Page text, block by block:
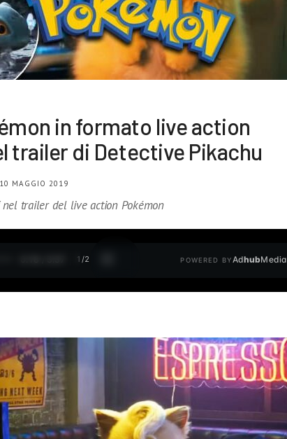
in formato live action
trailer di Detective Pikachu
MAGGIO 2019
trailer del live action Pokémon
1 /2 POWERED BYAdhubMedia